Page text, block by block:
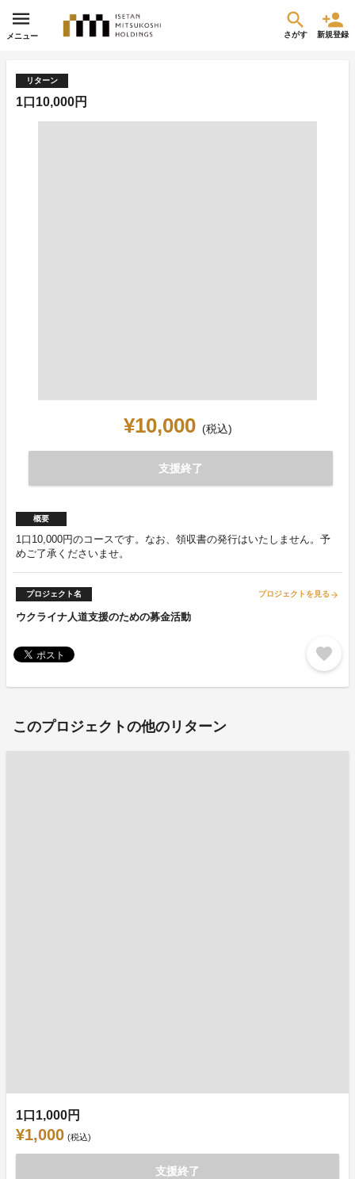
メニュー さがす 新規登録
リターン
1口10,000円
¥10,000 (税込)
支援終了
概要
1口10,000円のコースです。なお、領収書の発行はいたしません。予
めご了承くださいませ。
プロジェクト名 プロジェクトを見る arrow_forward
ウクライナ人道支援のための募金活動
favorite
このプロジェクトの他のリターン
1口1,000円
¥1,000 (税込)
支援終了